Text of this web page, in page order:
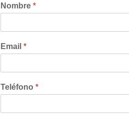
Nombre *
Email *
Teléfono *